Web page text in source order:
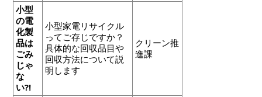
小型
の電
化製
品は
ごみ
じゃ
な
い?!
小型家電リサイクル
ってご存じですか？
具体的な回収品目や
回収方法について説
明します
クリーン推
進課